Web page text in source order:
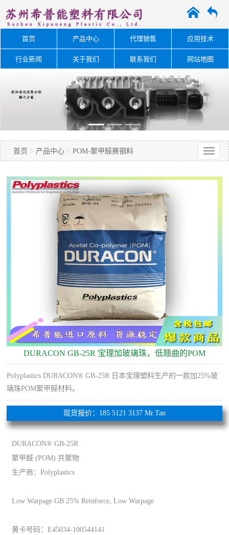
A O
首页 产品中心 代理销售 应用技术
行业新闻 关于我们 联系我们 网站地图
首页 > 产品中心 > POM-聚甲醛赛钢料
DURACON GB-25R 宝理加玻璃珠，低翘曲的POM
Polyplastics DURACON® GB-25R 日本宝理塑料生产的一款加25%玻
璃珠POM聚甲醛材料。
现货报价：185 5121 3137 Mr.Tan
DURACON® GB-25R
聚甲醛 (POM) 共聚物
生产商：Polyplastics
Low Warpage GB 25% Reinforce, Low Warpage
黄卡号码：E45034-100544141